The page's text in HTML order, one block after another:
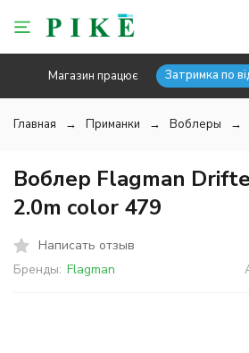
Магазин працює Затримка по
Главная Приманки Воблеры
Воблер Flagman
2.0m color 479
Написать отзыв
Бренды: Flagman